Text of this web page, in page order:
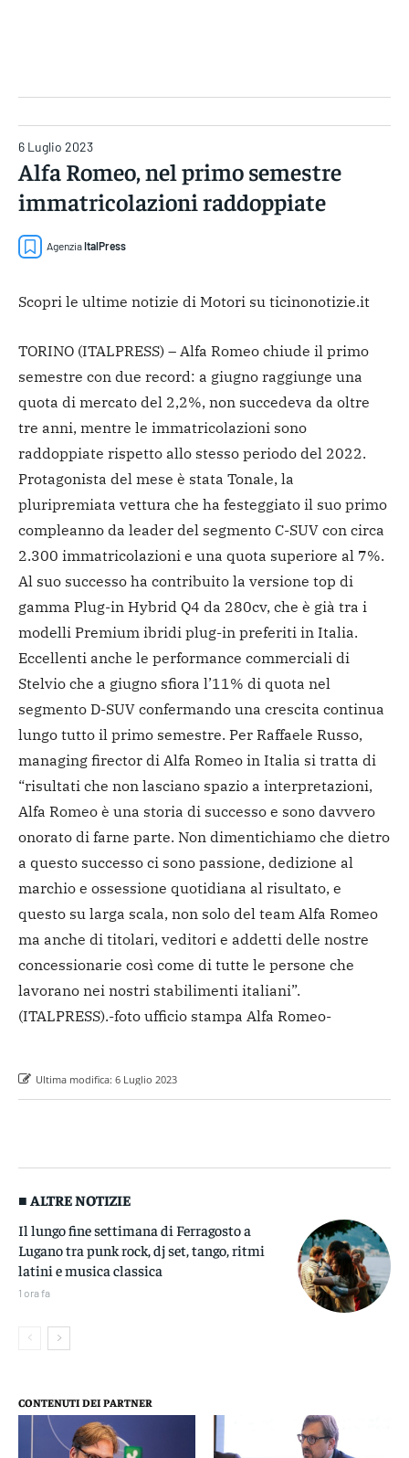
6 Luglio 2023
Alfa Romeo, nel primo semestre
immatricolazioni raddoppiate
AgenziaItalPress
Scopri le ultime notizie di Motori su ticinonotizie.it
TORINO (ITALPRESS) – Alfa Romeo chiude il primo
semestre con due record: a giugno raggiunge una
quota di mercato del 2,2%, non succedeva da oltre
tre anni, mentre le immatricolazioni sono
raddoppiate rispetto allo stesso periodo del 2022.
Protagonista del mese è stata Tonale, la
pluripremiata vettura che ha festeggiato il suo primo
compleanno da leader del segmento C-SUV con circa
2.300 immatricolazioni e una quota superiore al 7%.
Al suo successo ha contribuito la versione top di
gamma Plug-in Hybrid Q4 da 280cv, che è già tra i
modelli Premium ibridi plug-in preferiti in Italia.
Eccellenti anche le performance commerciali di
Stelvio che a giugno sfiora l’11% di quota nel
segmento D-SUV confermando una crescita continua
lungo tutto il primo semestre. Per Raffaele Russo,
managing firector di Alfa Romeo in Italia si tratta di
“risultati che non lasciano spazio a interpretazioni,
Alfa Romeo è una storia di successo e sono davvero
onorato di farne parte. Non dimentichiamo che dietro
a questo successo ci sono passione, dedizione al
marchio e ossessione quotidiana al risultato, e
questo su larga scala, non solo del team Alfa Romeo
ma anche di titolari, veditori e addetti delle nostre
concessionarie così come di tutte le persone che
lavorano nei nostri stabilimenti italiani”.
(ITALPRESS).-foto ufficio stampa Alfa Romeo-
Ultima modifica: 6 Luglio 2023
■ ALTRE NOTIZIE
Il lungo fine settimana di Ferragosto a
Lugano tra punk rock, dj set, tango, ritmi
latini e musica classica
1 ora fa
CONTENUTI DEI PARTNER